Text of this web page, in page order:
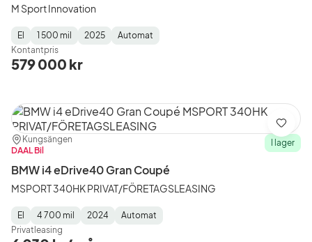
M Sport Innovation
Fuel
Type:
El
Mätarställning :
1 500 mil
Model
Year:
2025
Gearbox
Type:
Automat
Kontantpris
579 000 kr
Plats:
Kungsängen
Återförsäljare:
DAAL Bil
I lager
BMW i4 eDrive40 Gran Coupé
MSPORT 340HK PRIVAT/FÖRETAGSLEASING
Fuel
Type:
El
Mätarställning :
4 700 mil
Model
Year:
2024
Gearbox
Type:
Automat
Privatleasing
Spara